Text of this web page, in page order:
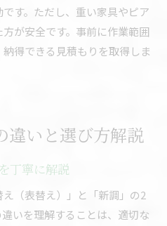
す。ただし、重い家具やピア
が安全です。事前に作業範囲
得できる見積もりを取得しま
違いと選び方解説
丁寧に解説
（表替え）」と「新調」の2
いを理解することは、適切な